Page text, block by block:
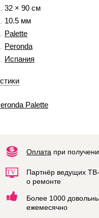
32 × 90 см
10.5 мм
Palette
Peronda
Испания
Palette
Оплата при
Партнёр ведущих
о ремонте
Более 1000
ежемесячно